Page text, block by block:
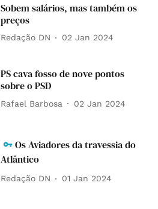
Sobem salários, mas também os
preços
Redação DN 02 Jan 2024
PS cava fosso de nove pontos
sobre o PSD
Rafael Barbosa 02 Jan 2024
Os Aviadores da travessia do
Atlântico
Redação DN 01 Jan 2024